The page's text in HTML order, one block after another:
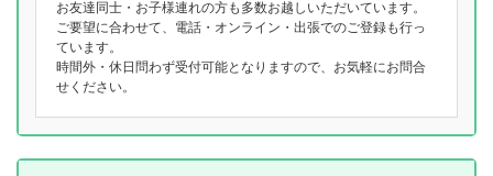
お友達同士・お子様連れの方も多数お越しいただいています。
ご要望に合わせて、電話・オンライン・出張でのご登録も行っ
ています。
時間外・休日問わず受付可能となりますので、お気軽にお問合
せください。